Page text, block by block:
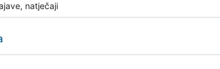
natječaji